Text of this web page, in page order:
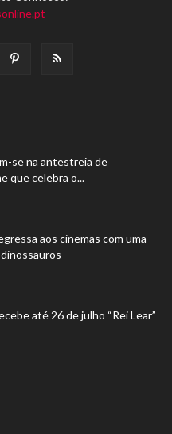
se na antestreia de
que celebra o...
aos cinemas com uma
até 26 de julho “Rei Lear”